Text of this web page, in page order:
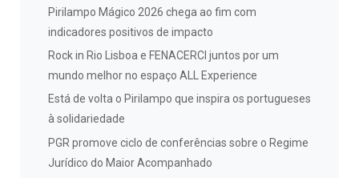
Pirilampo Mágico 2026 chega ao fim com
indicadores positivos de impacto
Rock in Rio Lisboa e FENACERCI juntos por um
mundo melhor no espaço ALL Experience
Está de volta o Pirilampo que inspira os portugueses
à solidariedade
PGR promove ciclo de conferências sobre o Regime
Jurídico do Maior Acompanhado